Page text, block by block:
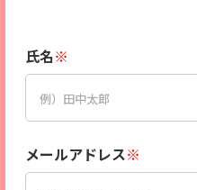
氏名※
メールアドレス※